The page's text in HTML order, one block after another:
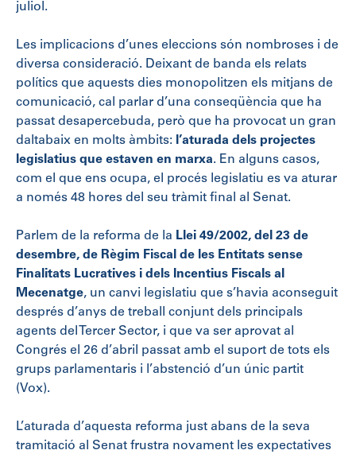
juliol.
Les implicacions d’unes eleccions són nombroses i de
diversa consideració. Deixant de banda els relats
polítics que aquests dies monopolitzen els mitjans de
comunicació, cal parlar d’una conseqüència que ha
passat desapercebuda, però que ha provocat un gran
daltabaix en molts àmbits: l’aturada dels projectes
legislatius que estaven en marxa. En alguns casos,
com el que ens ocupa, el procés legislatiu es va aturar
a només 48 hores del seu tràmit final al Senat.
Parlem de la reforma de la Llei 49/2002, del 23 de
desembre, de Règim Fiscal de les Entitats sense
Finalitats Lucratives i dels Incentius Fiscals al
Mecenatge, un canvi legislatiu que s’havia aconseguit
després d’anys de treball conjunt dels principals
agents del Tercer Sector, i que va ser aprovat al
Congrés el 26 d’abril passat amb el suport de tots els
grups parlamentaris i l’abstenció d’un únic partit
(Vox).
L’aturada d’aquesta reforma just abans de la seva
tramitació al Senat frustra novament les expectatives